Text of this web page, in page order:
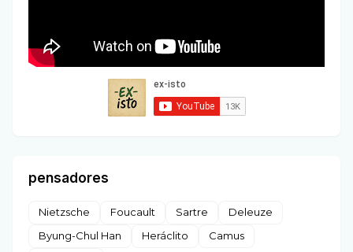
pensadores
Nietzsche Foucault Sartre
Deleuze
Byung-Chul Han
Heráclito
Camus